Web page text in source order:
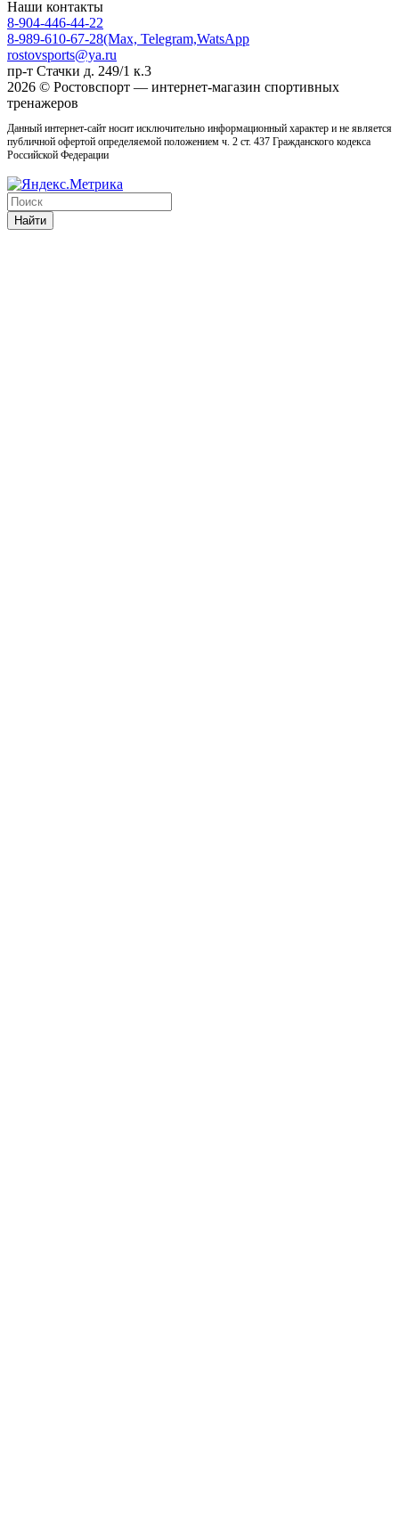
Наши контакты
8-904-446-44-22
8-989-610-67-28(Max, Telegram,WatsApp
rostovsports@ya.ru
пр-т Стачки д. 249/1 к.3
2026 © Ростовcпорт — интернет-магазин спортивных
тренажеров
Данный интернет-сайт носит исключительно информационный характер и не является
публичной офертой определяемой положением ч. 2 ст. 437 Гражданского кодекса
Российской Федерации
Найти